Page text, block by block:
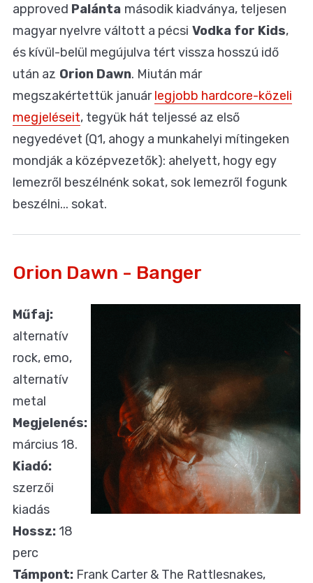
approved Palánta második kiadványa, teljesen
magyar nyelvre váltott a pécsi Vodka for Kids,
és kívül-belül megújulva tért vissza hosszú idő
után az Orion Dawn. Miután már
megszakértettük januárlegjobb hardcore-közeli
megjeléseit, tegyük hát teljessé az első
negyedévet (Q1, ahogy a munkahelyi mítingeken
mondják a középvezetők): ahelyett, hogy egy
lemezről beszélnénk sokat, sok lemezről fogunk
beszélni... sokat.
Orion Dawn - Banger
Műfaj:
alternatív
rock, emo,
alternatív
metal
Megjelenés:
március 18.
Kiadó:
szerzői
kiadás
Hossz: 18
perc
Támpont: Frank Carter & The Rattlesnakes,